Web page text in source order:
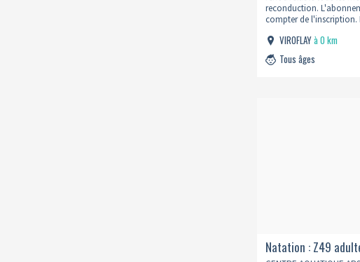
reconduction.
compter de l'inscription.
SONT OBLIGATOIRES
A UN PASS. Ils seront à
VIROFLAYà 0 km
Tous âges
Natation : Z49